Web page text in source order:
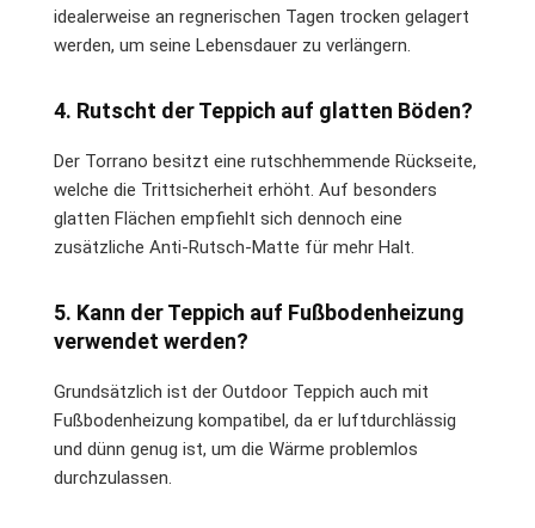
idealerweise an regnerischen Tagen trocken gelagert
werden, um seine Lebensdauer zu verlängern.
4. Rutscht der Teppich auf glatten Böden?
Der Torrano besitzt eine rutschhemmende Rückseite,
welche die Trittsicherheit erhöht. Auf besonders
glatten Flächen empfiehlt sich dennoch eine
zusätzliche Anti-Rutsch-Matte für mehr Halt.
5. Kann der Teppich auf Fußbodenheizung
verwendet werden?
Grundsätzlich ist der Outdoor Teppich auch mit
Fußbodenheizung kompatibel, da er luftdurchlässig
und dünn genug ist, um die Wärme problemlos
durchzulassen.